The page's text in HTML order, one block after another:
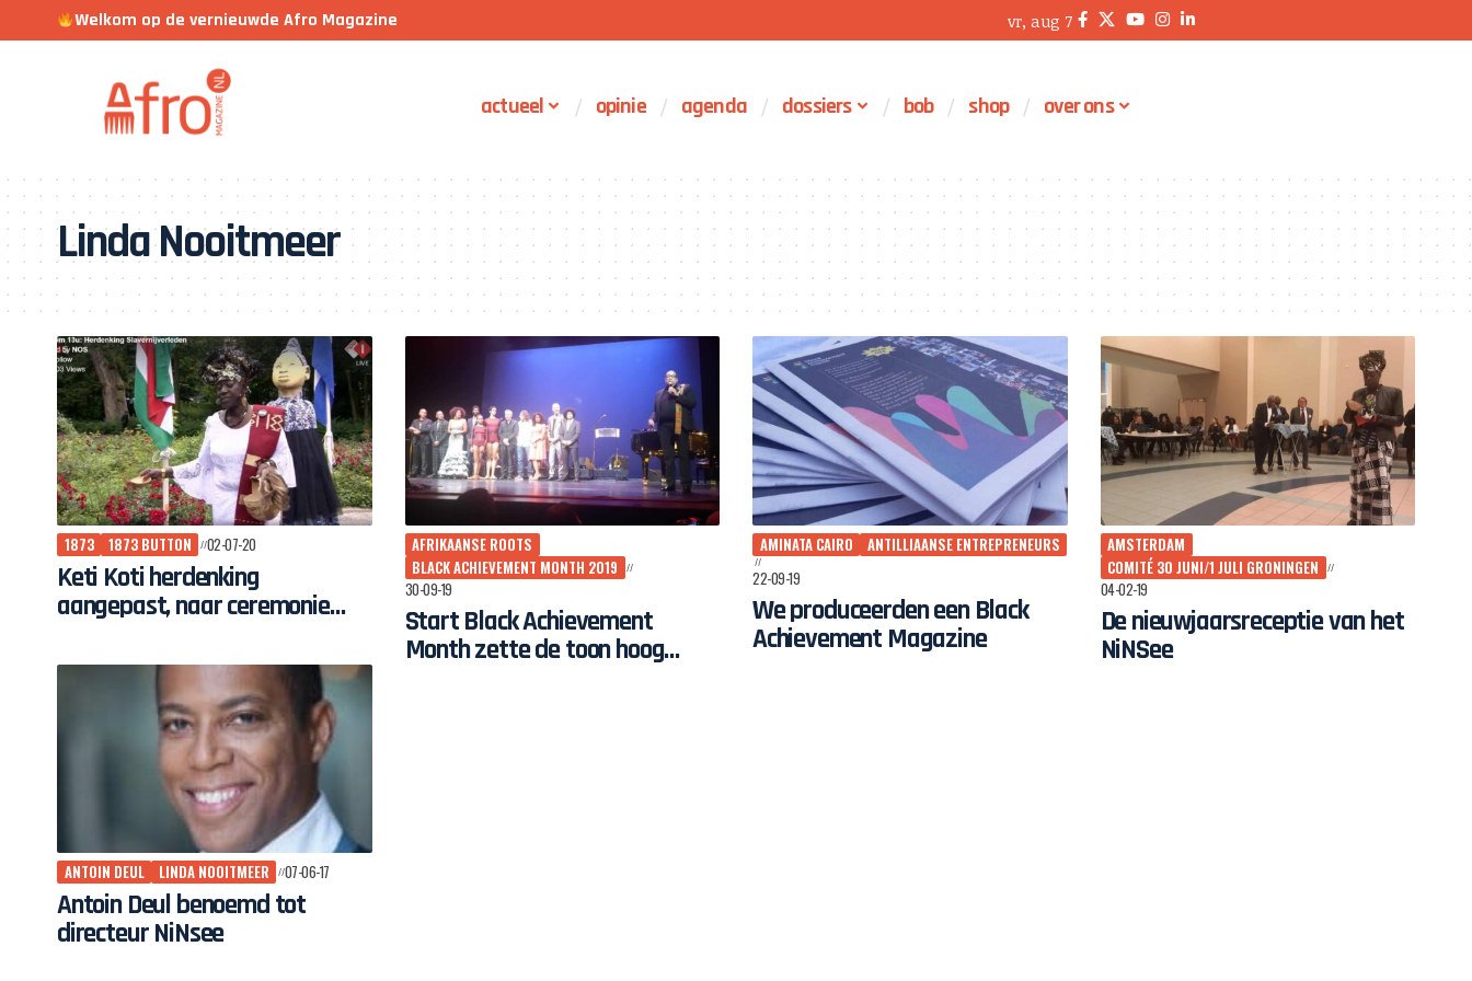
Welkom op de vernieuwde Afro Magazine vr, aug 7
actueel opinie agenda dossiers bob shop over ons
Linda Nooitmeer
1873 1873 BUTTON 02-07-20
Keti Koti herdenking
aangepast, naar ceremonie
AFRIKAANSE ROOTS
BLACK ACHIEVEMENT MONTH 2019
30-09-19
Start Black Achievement
Month zette de toon hoog
AMINATA CAIRO
ANTILLIAANSE ENTREPRENEURS
22-09-19
We produceerden een Black
Achievement Magazine
AMSTERDAM
COMITÉ 30 JUNI/1 JULI GRONINGEN
04-02-19
De nieuwjaarsreceptie van het
NiNSee
ANTOIN DEUL LINDA NOOITMEER 07-06-17
Antoin Deul benoemd tot
directeur NiNsee